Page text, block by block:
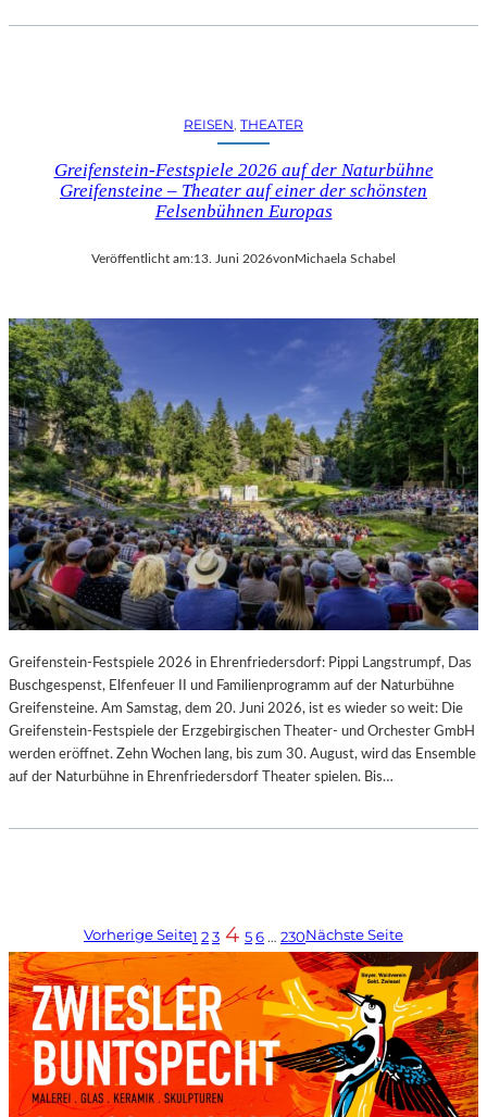
REISEN, THEATER
Greifenstein-Festspiele 2026 auf der Naturbühne
Greifensteine – Theater auf einer der schönsten
Felsenbühnen Europas
Veröffentlicht am:13. Juni 2026von Michaela Schabel
Greifenstein-Festspiele 2026 in Ehrenfriedersdorf: Pippi Langstrumpf, Das
Buschgespenst, Elfenfeuer II und Familienprogramm auf der Naturbühne
Greifensteine. Am Samstag, dem 20. Juni 2026, ist es wieder so weit: Die
Greifenstein-Festspiele der Erzgebirgischen Theater- und Orchester GmbH
werden eröffnet. Zehn Wochen lang, bis zum 30. August, wird das Ensemble
auf der Naturbühne in Ehrenfriedersdorf Theater spielen. Bis…
Vorherige Seite1 23 4 56… 230Nächste Seite